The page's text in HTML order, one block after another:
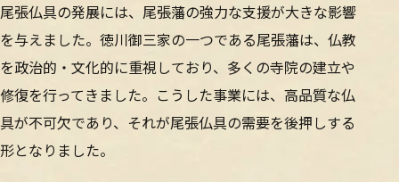
尾張仏具の発展には、尾張藩の強力な支援が大きな影響
を与えました。徳川御三家の一つである尾張藩は、仏教
を政治的・文化的に重視しており、多くの寺院の建立や
修復を行ってきました。こうした事業には、高品質な仏
具が不可欠であり、それが尾張仏具の需要を後押しする
形となりました。